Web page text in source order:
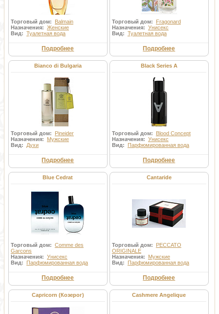
Торговый дом: Balmain
Назначения: Женские
Вид: Туалетная вода
Подробнее
Торговый дом: Fragonard
Назначения: Унисекс
Вид: Туалетная вода
Подробнее
Bianco di Bulgaria
Торговый дом: Pineider
Назначения: Мужские
Вид: Духи
Подробнее
Black Series A
Торговый дом: Blood Concept
Назначения: Унисекс
Вид: Парфюмированная вода
Подробнее
Blue Cedrat
Торговый дом: Comme des
Garcons
Назначения: Унисекс
Вид: Парфюмированная вода
Подробнее
Cantaride
Торговый дом: PECCATO
ORIGINALE
Назначения: Мужские
Вид: Парфюмированная вода
Подробнее
Capricorn (Козерог) Cashmere Angelique